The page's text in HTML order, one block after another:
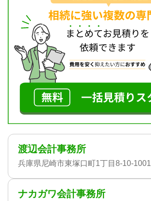
渡辺会計事務所
兵庫県尼崎市東塚口町1丁目8-10-1001
ナカガワ会計事務所